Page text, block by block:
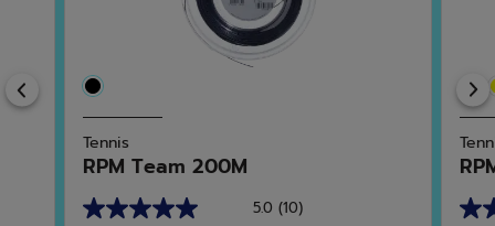
Previous
Tennis
RPM Team 200M
5.0 (10)
5.0 4.9